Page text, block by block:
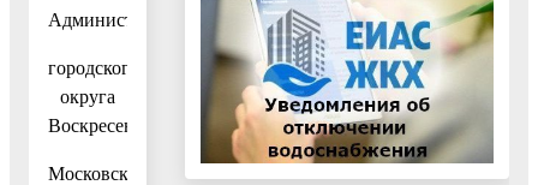
Администрация
городского
округа
Воскресенск
Московской